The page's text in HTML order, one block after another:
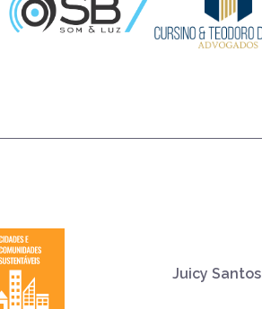
Juicy Santos